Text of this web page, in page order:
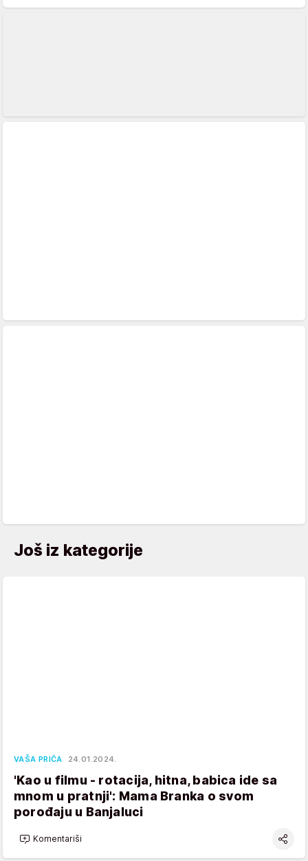
Još iz kategorije
VAŠA PRIČA 24.01.2024.
'Kao u filmu - rotacija, hitna, babica ide sa
mnom u pratnji': Mama Branka o svom
porođaju u Banjaluci
Komentariši